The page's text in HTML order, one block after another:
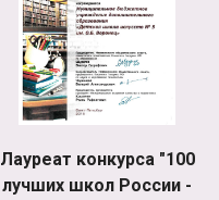
Лауреат конкурса "100
лучших школ России -